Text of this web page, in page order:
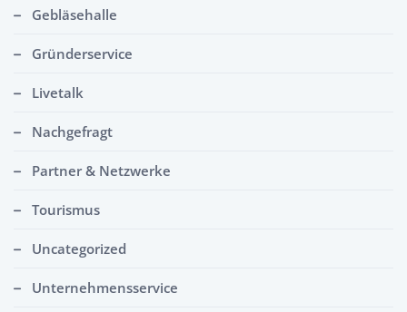
Gebläsehalle
Gründerservice
Livetalk
Nachgefragt
Partner & Netzwerke
Tourismus
Uncategorized
Unternehmensservice